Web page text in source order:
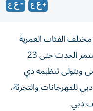
الفئات العمرية
تجارب ممتعة ولحظات لا تُنسى. ويستمر الحدث حتى 23
ويتولى تنظيمه دي
للمهرجانات والتجزئة،
دبي.